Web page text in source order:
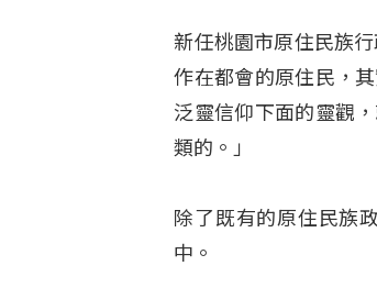
新任桃園市原住民族
作在都會的原住民，
泛靈信仰下面的靈觀
類的。」
除了既有的原住民族
中。